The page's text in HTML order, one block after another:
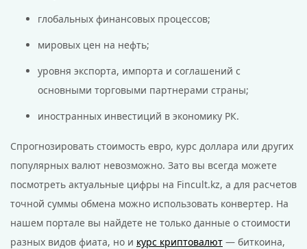
глобальных финансовых процессов;
мировых цен на нефть;
уровня экспорта, импорта и соглашений с
основными торговыми партнерами страны;
иностранных инвестиций в экономику РК.
Спрогнозировать стоимость евро, курс доллара или других
популярных валют невозможно. Зато вы всегда можете
посмотреть актуальные цифры на Fincult.kz, а для расчетов
точной суммы обмена можно использовать конвертер. На
нашем портале вы найдете не только данные о стоимости
разных видов фиата, но и курс криптовалют — биткоина,